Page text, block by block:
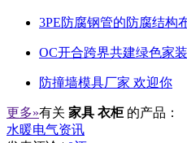
3PE防腐钢管的防腐结构
OC开合跨界共建绿色家
防撞墙模具厂家 欢迎你
更多»有关 家具 衣柜 的产品：
水暖电气资讯